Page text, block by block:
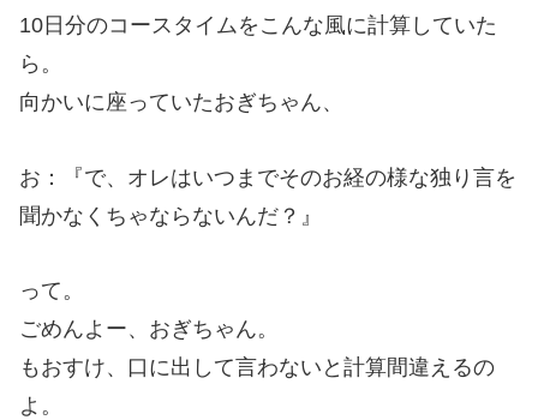
10日分のコースタイムをこんな風に計算していた
ら。
向かいに座っていたおぎちゃん、
お：『で、オレはいつまでそのお経の様な独り言を
聞かなくちゃならないんだ？』
って。
ごめんよー、おぎちゃん。
もおすけ、口に出して言わないと計算間違えるの
よ。